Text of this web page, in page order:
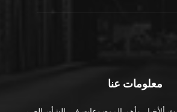
معلومات عنا